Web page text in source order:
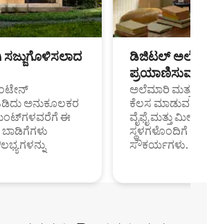
ಅನುಕೂಲಕರ
ಈ
ಡಿಜಿಟಲ್
ಪ್ರಯಾಣಿಸುವ
ಅಲೆಮಾರಿ ಮತ್ತು
ಕೆಲಸ ಮಾಡುವ
ವೈಫೈ ಮತ್ತು
ಸ್ಥಳಗಳೊಂದಿಗೆ
ಸೌಕರ್ಯಗಳು.